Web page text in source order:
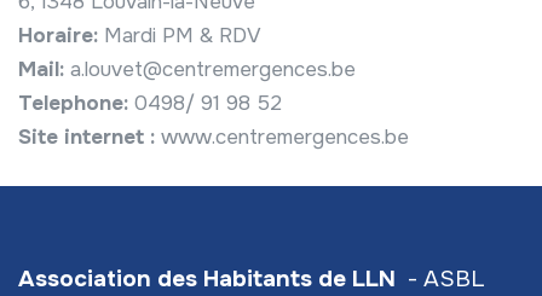
Horaire: Mardi PM & RDV
Mail: a.louvet@centremergences.be
Telephone: 0498/ 91 98 52
Site internet : www.centremergences.be
Association des Habitants de LLN - ASBL